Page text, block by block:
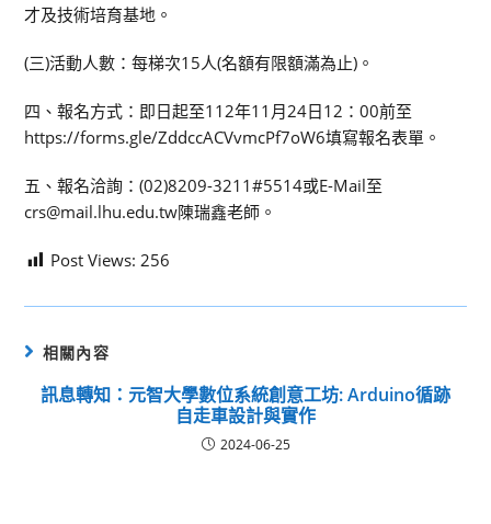
才及技術培育基地。
(三)活動人數：每梯次15人(名額有限額滿為止)。
四、報名方式：即日起至112年11月24日12：00前至
https://forms.gle/ZddccACVvmcPf7oW6填寫報名表單。
五、報名洽詢：(02)8209-3211#5514或E-Mail至
crs@mail.lhu.edu.tw陳瑞鑫老師。
Post Views: 256
相關內容
訊息轉知：元智大學數位系統創意工坊: Arduino循跡
自走車設計與實作
2024-06-25